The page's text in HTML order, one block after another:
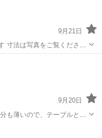
9月21日
寸法は写真をご覧ください
るのをおすすめします
9月20日